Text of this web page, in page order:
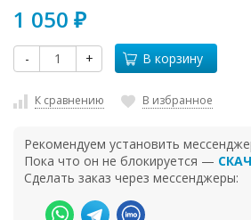
1 050 ₽
- + В корзину
К сравнению В избранное
Рекомендуем установить
Пока что он не блокируется —
Сделать заказ через мессенджеры: